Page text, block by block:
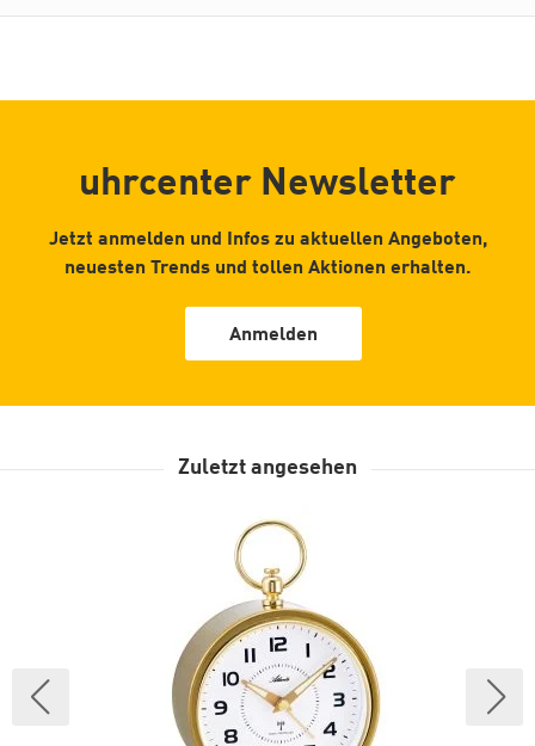
uhrcenter Newsletter
Jetzt anmelden und Infos zu aktuellen Angeboten,
neuesten Trends und tollen Aktionen erhalten.
Anmelden
Zuletzt angesehen